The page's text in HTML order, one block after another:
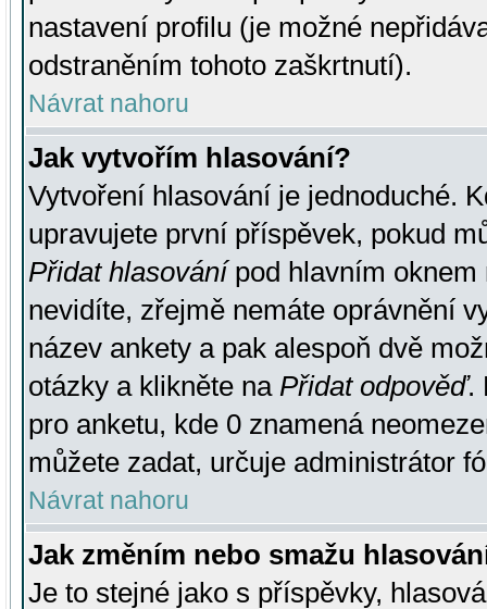
nastavení profilu (je možné
odstraněním tohoto zaškrtnutí).
Návrat nahoru
Jak vytvořím hlasování?
Vytvoření hlasování je jednoduché.
upravujete první příspěvek, pokud
Přidat hlasovánípod hlavním oknem
nevidíte, zřejmě nemáte oprávnění
název ankety a pak alespoň dvě
otázky a klikněte na Přidat odpověď.
pro anketu, kde 0 znamená
můžete zadat, určuje administrátor
Návrat nahoru
Jak změním nebo smažu
Je to stejné jako s příspěvky,